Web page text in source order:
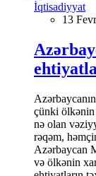
İqtisadiyyat
13
çünki ölkənin
nə olan
rəqəm,
Azərbaycan
və ölkənin